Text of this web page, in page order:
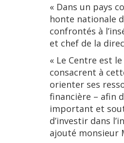
« Dans un pays
honte nationale
confrontés à
et chef de la
« Le Centre est
consacrent à
orienter ses
financière – afin
important et
d’investir dans
ajouté monsieur